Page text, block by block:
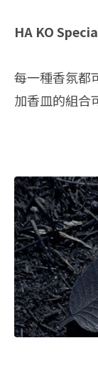
HA KO
每一種香氛都
加香皿的組合